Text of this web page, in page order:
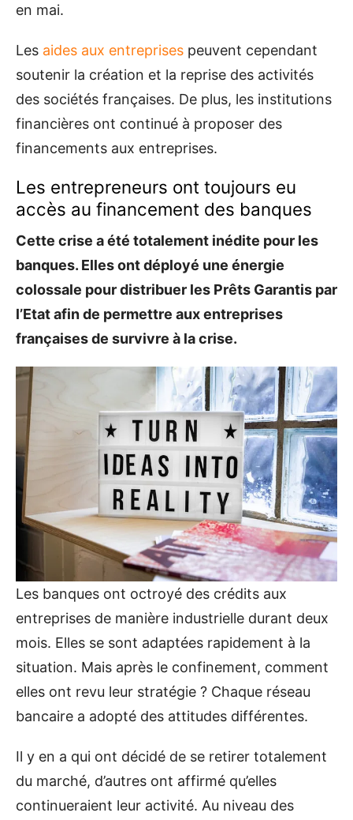
en mai.
Les aides aux entreprises peuvent cependant
soutenir la création et la reprise des activités
des sociétés françaises. De plus, les institutions
financières ont continué à proposer des
financements aux entreprises.
Les entrepreneurs ont toujours eu
accès au financement des banques
Cette crise a été totalement inédite pour les
banques. Elles ont déployé une énergie
colossale pour distribuer les Prêts Garantis par
l’Etat afin de permettre aux entreprises
françaises de survivre à la crise.
Les banques ont octroyé des crédits aux
entreprises de manière industrielle durant deux
mois. Elles se sont adaptées rapidement à la
situation. Mais après le confinement, comment
elles ont revu leur stratégie ? Chaque réseau
bancaire a adopté des attitudes différentes.
Il y en a qui ont décidé de se retirer totalement
du marché, d’autres ont affirmé qu’elles
continueraient leur activité. Au niveau des